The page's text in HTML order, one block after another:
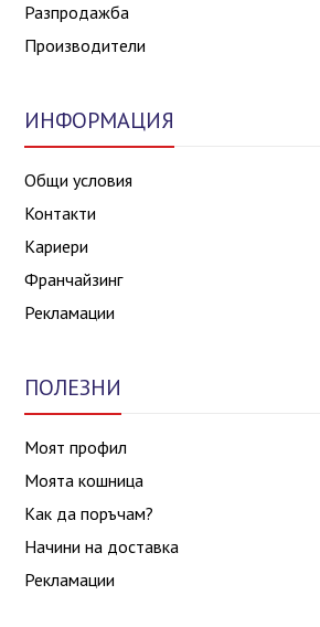
Разпродажба
Производители
ИНФОРМАЦИЯ
Общи условия
Контакти
Кариери
Франчайзинг
Рекламации
ПОЛЕЗНИ
Моят профил
Моята кошница
Как да поръчам?
Начини на доставка
Рекламации